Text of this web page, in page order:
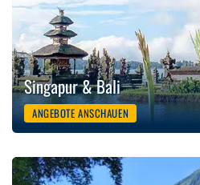
Singapur & Bali
ANGEBOTE ANSCHAUEN